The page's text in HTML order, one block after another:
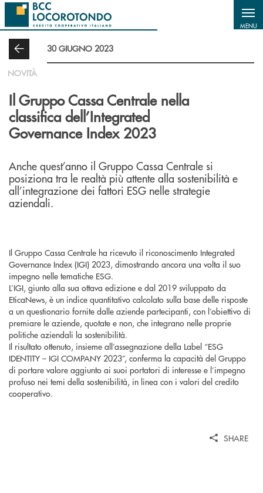
Salta al contenuto principale
MENU
30 GIUGNO 2023
NOVITÀ
Il Gruppo Cassa Centrale nella
classifica dell’Integrated
Governance Index 2023
Anche quest’anno il Gruppo Cassa Centrale si
posiziona tra le realtà più attente alla sostenibilità e
all’integrazione dei fattori ESG nelle strategie
aziendali.
Il Gruppo Cassa Centrale ha ricevuto il riconoscimento Integrated
Governance Index (IGI) 2023, dimostrando ancora una volta il suo
impegno nelle tematiche ESG.
L’IGI, giunto alla sua ottava edizione e dal 2019 sviluppato da
EticaNews, è un indice quantitativo calcolato sulla base delle risposte
a un questionario fornite dalle aziende partecipanti, con l’obiettivo di
premiare le aziende, quotate e non, che integrano nelle proprie
politiche aziendali la sostenibilità.
Il risultato ottenuto, insieme all’assegnazione della Label “ESG
IDENTITY – IGI COMPANY 2023”, conferma la capacità del Gruppo
di portare valore aggiunto ai suoi portatori di interesse e l’impegno
profuso nei temi della sostenibilità, in linea con i valori del credito
cooperativo.
SHARE